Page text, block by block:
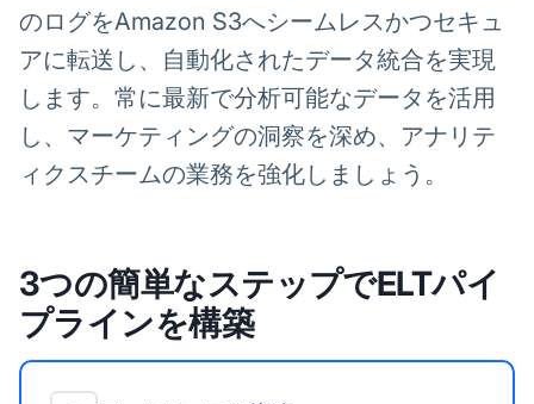
のログをAmazon S3へシームレスかつセキュ
アに転送し、自動化されたデータ統合を実現
します。常に最新で分析可能なデータを活用
し、マーケティングの洞察を深め、アナリテ
ィクスチームの業務を強化しましょう。
3つの簡単なステップでELTパイ
プラインを構築